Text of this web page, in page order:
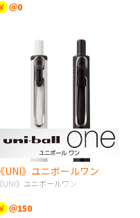
＠0
《UNI》ユニボールワン
《UNI》ユニボールワン
＠150